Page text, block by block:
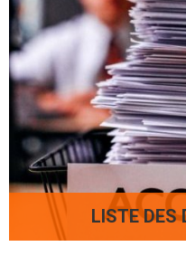
LISTE DES